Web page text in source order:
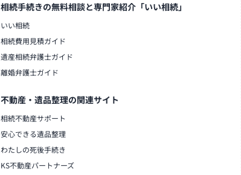
相続手続きの無料相談と専門家紹介「いい相続」
いい相続
相続費用見積ガイド
遺産相続弁護士ガイド
離婚弁護士ガイド
不動産・遺品整理の関連サイト
相続不動産サポート
安心できる遺品整理
わたしの死後手続き
KS不動産パートナーズ